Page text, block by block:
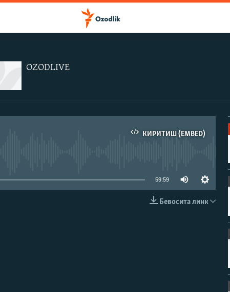
OZODLIVE
КИРИТИШ (EMBED)
59:59
Бевосита линк